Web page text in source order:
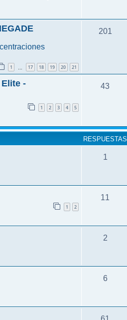
1 17 18 19 20 21
201
-
1 2 3 4 5
43
RESPUESTAS
1
1 2
11
2
6